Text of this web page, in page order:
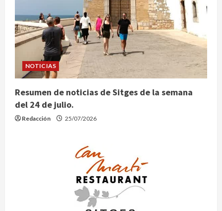
NOTICIAS
Resumen de noticias de Sitges de la semana
del 24 de julio.
Redacción 25/07/2026